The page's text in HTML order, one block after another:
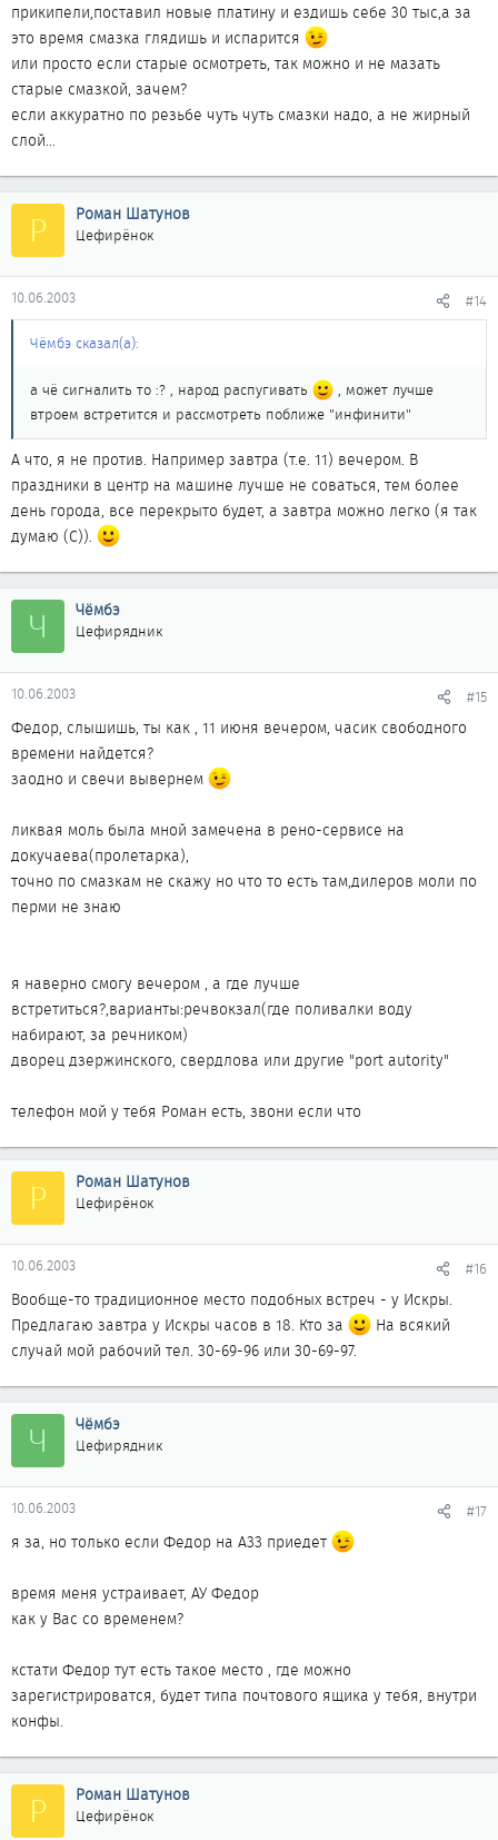
прикипели,поставил новые платину и ездишь себе 30 тыс,а за
это время смазка глядишь и испарится
или просто если старые осмотреть, так можно и не мазать
старые смазкой, зачем?
если аккуратно по резьбе чуть чуть смазки надо, а не жирный
слой...
Р Роман Шатунов
Цефирёнок
10.06.2003 #14
Чёмбэ сказал(а):
а чё сигналить то :? , народ распугивать
, может лучше
втроем встретится и рассмотреть поближе "инфинити"
А что, я не против. Например завтра (т.е. 11) вечером. В
праздники в центр на машине лучше не соваться, тем более
день города, все перекрыто будет, а завтра можно легко (я так
думаю (С)).
Ч Чёмбэ
Цефирядник
10.06.2003 #15
Федор, слышишь, ты как , 11 июня вечером, часик свободного
времени найдется?
заодно и свечи вывернем
ликвая моль была мной замечена в рено-сервисе на
докучаева(пролетарка),
точно по смазкам не скажу но что то есть там,дилеров моли по
перми не знаю
я наверно смогу вечером , а где лучше
встретиться?,варианты:речвокзал(где поливалки воду
набирают, за речником)
дворец дзержинского, свердлова или другие "port autority"
телефон мой у тебя Роман есть, звони если что
Р Роман Шатунов
Цефирёнок
10.06.2003 #16
Вообще-то традиционное место подобных встреч - у Искры.
Предлагаю завтра у Искры часов в 18. Кто за
На всякий
случай мой рабочий тел. 30-69-96 или 30-69-97.
Ч Чёмбэ
Цефирядник
10.06.2003 #17
я за, но только если Федор на А33 приедет
время меня устраивает, АУ Федор
как у Вас со временем?
кстати Федор тут есть такое место , где можно
зарегистрироватся, будет типа почтового ящика у тебя, внутри
конфы.
Р Роман Шатунов
Цефирёнок